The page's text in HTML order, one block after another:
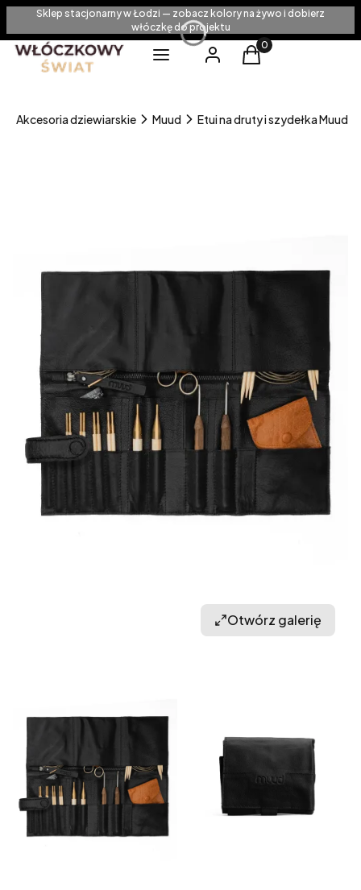
Sklep stacjonarny w Łodzi — zobacz kolory na żywo i dobierz
włóczkę do projektu
Menu
Zaloguj sięProdukty w
Koszyk
Akcesoria dziewiarskie Muud Etui na druty i szydełka Muud
Otwórz galerię